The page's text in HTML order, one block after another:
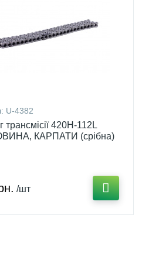
U-4382
трансмісії 420H-112L
КАРПАТИ (срібна)
/шт